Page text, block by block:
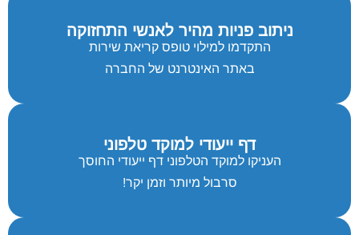
ניתוב פניות מהיר לאנשי התחזוקה
התקדמו למילוי טופס קריאת שירות
באתר האינטרנט של החברה
דף ייעודי למוקד טלפוני
העניקו למוקד הטלפוני דף ייעודי החוסך
סרבול מיותר וזמן יקר!